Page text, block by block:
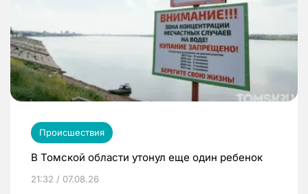
Происшествия
В Томской области утонул еще один ребенок
21:32 / 07.08.26